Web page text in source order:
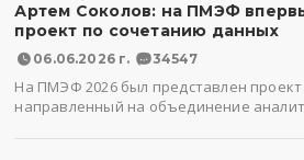
Артем Соколов: на ПМЭФ
проект по сочетанию данных
06.06.2026 г. 34547
На ПМЭФ 2026 был представлен
направленный на объединение